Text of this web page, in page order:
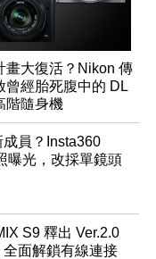
畫大復活？Nikon 傳
曾經胎死腹中的 DL
階隨身機
員？Insta360
曝光，改採單鏡頭
S9 釋出 Ver.2.0
面解鎖有線連接